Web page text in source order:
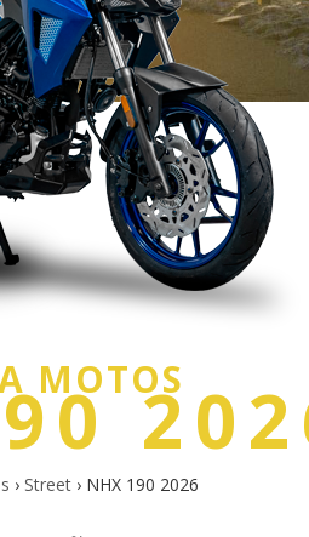
MOTOS
› Street ›NHX 190 2026